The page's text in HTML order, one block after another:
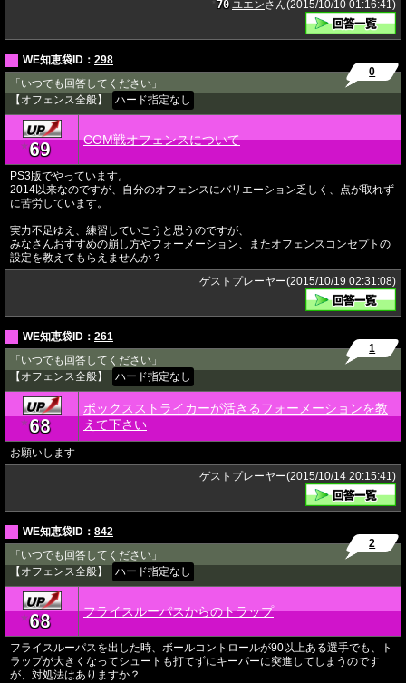
70 ユエンさん(2015/10/10 01:16:41)
WE知恵袋ID： 298
「いつでも回答してください」
【オフェンス全般】
ハード指定なし
0
★69 COM戦オフェンスについて
PS3版でやっています。
2014以来なのですが、自分のオフェンスにバリエーション乏しく、点が取れず
に苦労しています。
実力不足ゆえ、練習していこうと思うのですが、
みなさんおすすめの崩し方やフォーメーション、またオフェンスコンセプトの
設定を教えてもらえませんか？
ゲストプレーヤー(2015/10/19 02:31:08)
WE知恵袋ID： 261
「いつでも回答してください」
【オフェンス全般】
ハード指定なし
1
★68
ボックスストライカーが活きるフォーメーションを教
えて下さい
お願いします
ゲストプレーヤー(2015/10/14 20:15:41)
WE知恵袋ID： 842
「いつでも回答してください」
【オフェンス全般】
ハード指定なし
2
★68 フライスルーパスからのトラップ
フライスルーパスを出した時、ボールコントロールが90以上ある選手でも、ト
ラップが大きくなってシュートも打てずにキーパーに突進してしまうのです
が、対処法はありますか？